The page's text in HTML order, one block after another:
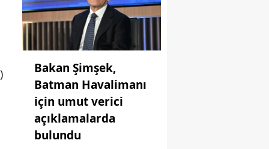
Bakan Şimşek,
Batman Havalimanı
için umut verici
açıklamalarda
bulundu